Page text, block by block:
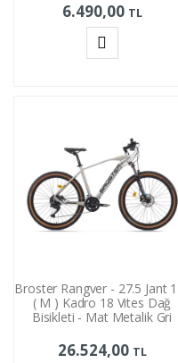
6.490,00 TL
Broster Rangver - 27.5 Jant
( M ) Kadro 18 Vites Dağ
Bisikleti - Mat Metalik Gri
26.524,00 TL